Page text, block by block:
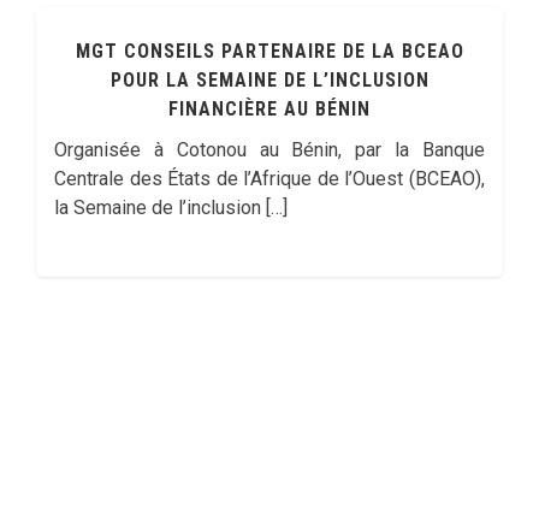
MGT CONSEILS PARTENAIRE DE LA BCEAO
POUR LA SEMAINE DE L’INCLUSION
FINANCIÈRE AU BÉNIN
Organisée à Cotonou au Bénin, par la Banque
Centrale des États de l’Afrique de l’Ouest (BCEAO),
la Semaine de l’inclusion […]